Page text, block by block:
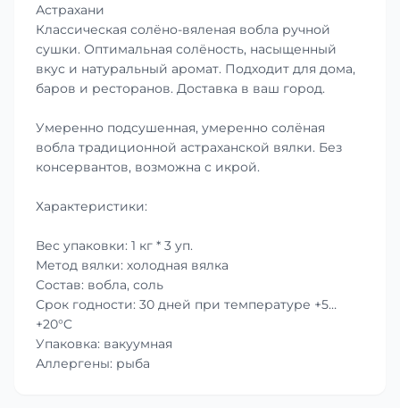
Астрахани
Классическая солёно-вяленая вобла ручной
сушки. Оптимальная солёность, насыщенный
вкус и натуральный аромат. Подходит для дома,
баров и ресторанов. Доставка в ваш город.
Умеренно подсушенная, умеренно солёная
вобла традиционной астраханской вялки. Без
консервантов, возможна с икрой.
Характеристики:
Вес упаковки: 1 кг * 3 уп.
Метод вялки: холодная вялка
Состав: вобла, соль
Срок годности: 30 дней при температуре +5…
+20°C
Упаковка: вакуумная
Аллергены: рыба